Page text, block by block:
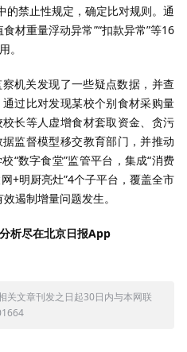
的禁止性规定，确定比对规则。通
材重量浮动异常”“扣款异常”等16
。
机关发现了一些疑点数据，并查
过比对发现某校个别食材采购量
长等人虚增食材套取资金、贪污
监督模型移交教育部门，并推动
“数字食堂”监管平台，集成“消费
网+明厨亮灶”4个子平台，覆盖全市
遏制增量问题发生。
析尽在北京日报App
关文章刊发之日起30日内与本网联